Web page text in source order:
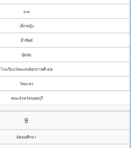
ม.๒
เด็กหญิง
น้ำทิพย์
นุ้ยมัย
โรงเรียนวัดมะสงมิตรภาพที่ ๕๕
วัดมะสง
คณะจังหวัดนนทบุรี
9
มัธยมศึกษา